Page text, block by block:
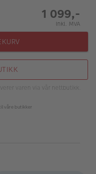
1 099,-
Inkl. MVA
varen via vår nettbutikk.
våre butikker